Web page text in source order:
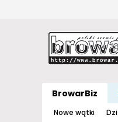
BrowarBiz
Nowe wątki